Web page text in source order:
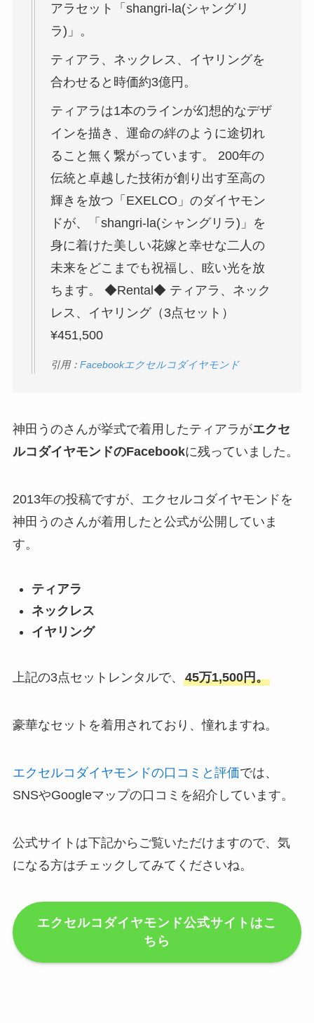
アラセット「shangri-la(シャングリ
ラ)」。
ティアラ、ネックレス、イヤリングを
合わせると時価約3億円。
ティアラは1本のラインが幻想的なデザ
インを描き、運命の絆のように途切れ
ること無く繋がっています。 200年の
伝統と卓越した技術が創り出す至高の
輝きを放つ「EXELCO」のダイヤモン
ドが、「shangri-la(シャングリラ)」を
身に着けた美しい花嫁と幸せな二人の
未来をどこまでも祝福し、眩い光を放
ちます。 ◆Rental◆ ティアラ、ネック
レス、イヤリング（3点セット）
¥451,500
引用： Facebookエクセルコダイヤモンド
神田うのさんが挙式で着用したティアラがエクセ
ルコダイヤモンドのFacebookに残っていました。
2013年の投稿ですが、エクセルコダイヤモンドを
神田うのさんが着用したと公式が公開していま
す。
ティアラ
ネックレス
イヤリング
上記の3点セットレンタルで、 45万1,500円。
豪華なセットを着用されており、憧れますね。
エクセルコダイヤモンドの口コミと評価では、
SNSやGoogleマップの口コミを紹介しています。
公式サイトは下記からご覧いただけますので、気
になる方はチェックしてみてくださいね。
エクセルコダイヤモンド公式サイトはこ
ちら